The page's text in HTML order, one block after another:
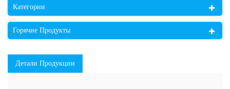
Категории
Горячие Продукты
Детали Продукции